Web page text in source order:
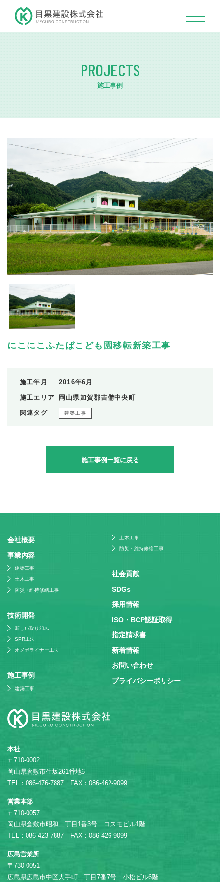
PROJECTS
施工事例
にこにこふたばこども園移転新築工事
施工年月 2016年6月
施工エリア 岡山県加賀郡吉備中央町
関連タグ 建築工事
施工事例一覧に戻る
本社
〒710-0002
岡山県倉敷市生坂261番地6
TEL：086-476-7887 FAX：086-462-9099
営業本部
〒710-0057
岡山県倉敷市昭和二丁目1番3号 コスモビル1階
TEL：086-423-7887 FAX：086-426-9099
広島営業所
〒730-0051
広島県広島市中区大手町二丁目7番7号 小松ビル6階
会社概要
事業内容
建築工事
土木工事
防災・維持修繕工事
技術開発
新しい取り組み
SPR工法
オメガライナー工法
施⼯事例
建築工事
土木工事
防災・維持修繕工事
社会貢献
SDGs
採⽤情報
ISO・BCP認証取得
指定請求書
新着情報
お問い合わせ
プライバシーポリシー